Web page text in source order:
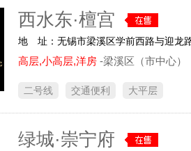
西水东·檀宫
地 址：无锡市梁溪区学前西路与迎龙
高层,小高层,洋房 -梁溪区（市中心）
二号线 交通便利 大平层
绿城·崇宁府